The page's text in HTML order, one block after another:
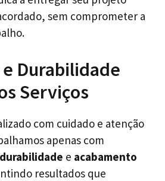
sem comprometer a
Durabilidade
Serviços
com cuidado e atenção
apenas com
e acabamento
resultados que